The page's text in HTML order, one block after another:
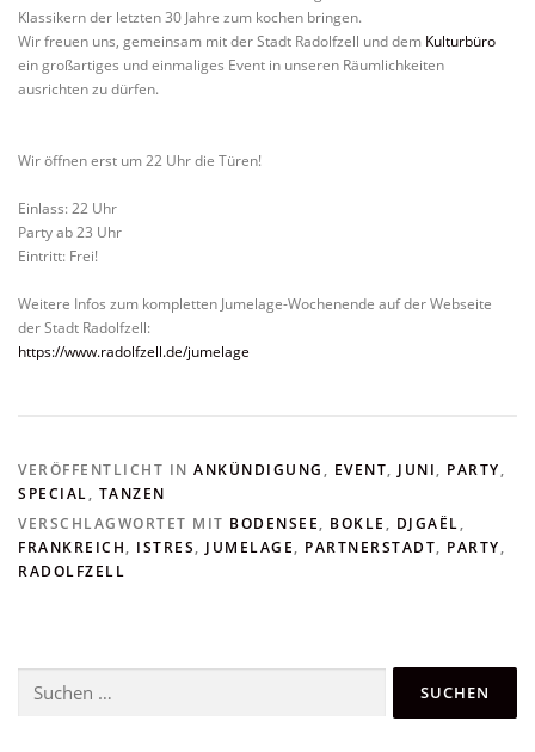
Klassikern der letzten 30 Jahre zum kochen bringen.
Wir freuen uns, gemeinsam mit der Stadt Radolfzell und dem Kulturbüro
ein großartiges und einmaliges Event in unseren Räumlichkeiten
ausrichten zu dürfen.
Wir öffnen erst um 22 Uhr die Türen!
Einlass: 22 Uhr
Party ab 23 Uhr
Eintritt: Frei!
Weitere Infos zum kompletten Jumelage-Wochenende auf der Webseite
der Stadt Radolfzell:
https://www.radolfzell.de/jumelage
VERÖFFENTLICHT IN ANKÜNDIGUNG , EVENT, JUNI, PARTY,
SPECIAL, TANZEN
VERSCHLAGWORTET MIT BODENSEE, BOKLE , DJGAËL,
FRANKREICH, ISTRES, JUMELAGE, PARTNERSTADT, PARTY,
RADOLFZELL
nach: